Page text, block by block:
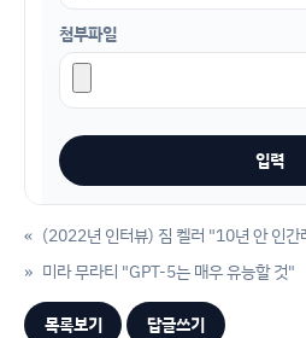
첨부파일
« (2022년 인터뷰) 짐 켈러 "10년 안 인
미라 무라티 "GPT-5는 매우 유능할 것"
»
목록보기 답글쓰기